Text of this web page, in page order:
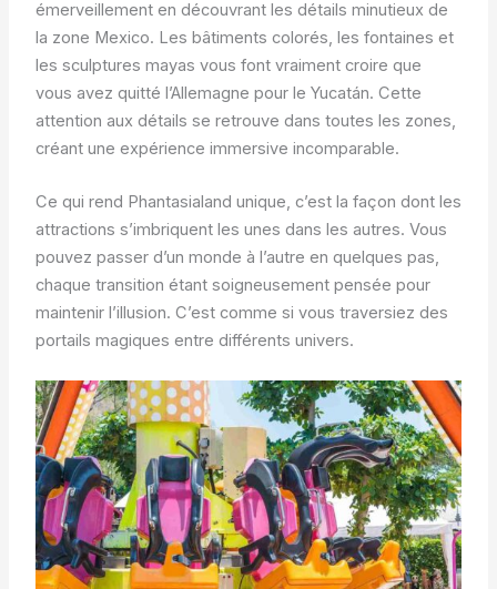
émerveillement en découvrant les détails minutieux de
la zone Mexico. Les bâtiments colorés, les fontaines et
les sculptures mayas vous font vraiment croire que
vous avez quitté l’Allemagne pour le Yucatán. Cette
attention aux détails se retrouve dans toutes les zones,
créant une expérience immersive incomparable.
Ce qui rend Phantasialand unique, c’est la façon dont les
attractions s’imbriquent les unes dans les autres. Vous
pouvez passer d’un monde à l’autre en quelques pas,
chaque transition étant soigneusement pensée pour
maintenir l’illusion. C’est comme si vous traversiez des
portails magiques entre différents univers.